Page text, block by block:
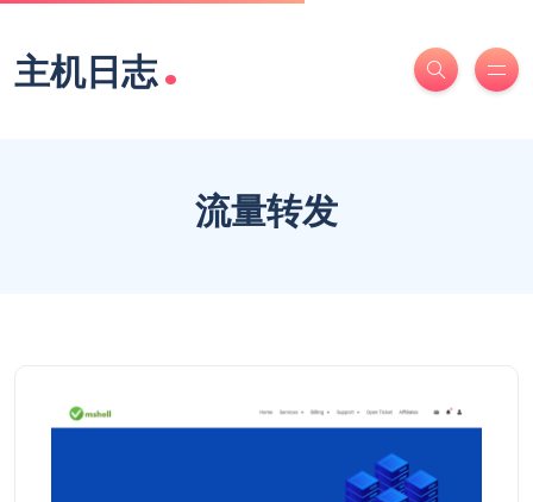
主机日志.
流量转发